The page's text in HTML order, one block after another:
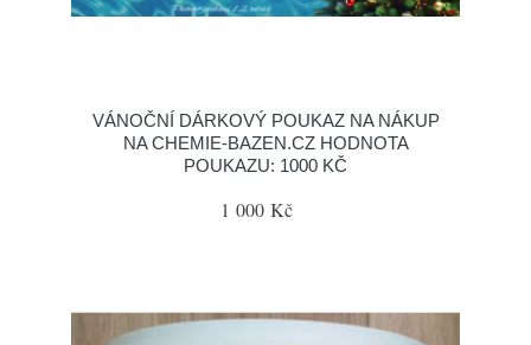
VÁNOČNÍ DÁRKOVÝ POUKAZ NA NÁKUP
NA CHEMIE-BAZEN.CZ HODNOTA
POUKAZU: 1000 KČ
1 000 Kč